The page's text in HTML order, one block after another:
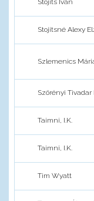
Stojits Iván
Stojitsné Alexy
Szlemenics
Szörényi Tivadar
Taimni, I.K.
Taimni, I.K.
Tim Wyatt